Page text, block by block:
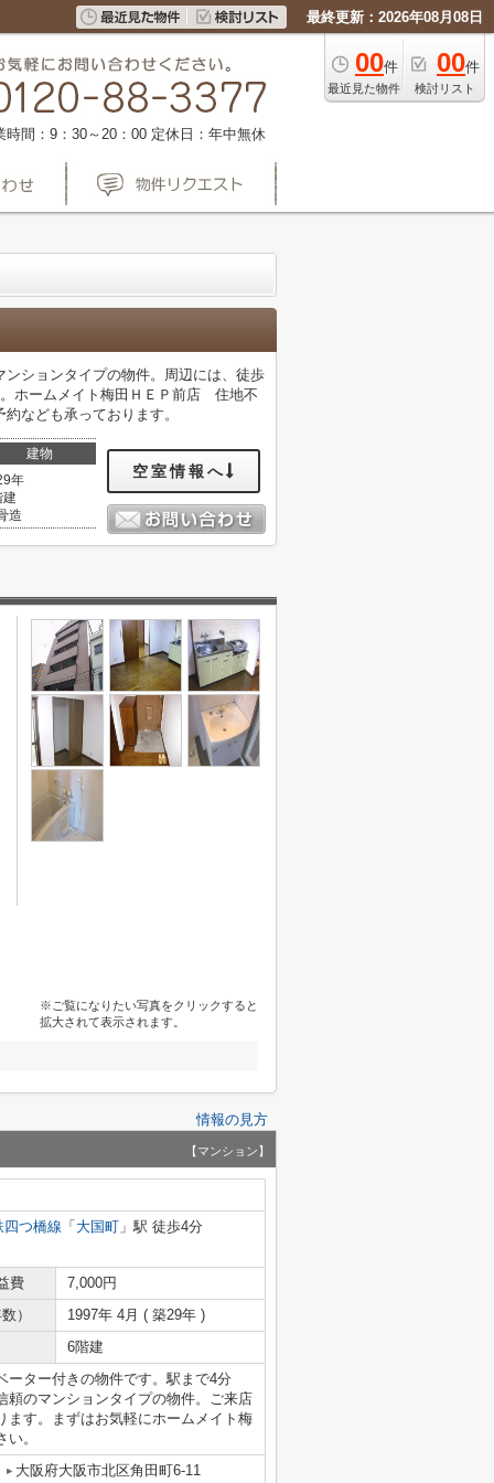
最終更新：2026年08月08日
00件
最近見た物件
00件
検討リスト
時間：9：30～20：00 定休日：年中無休
ションタイプの物件。周辺には、徒歩
ホームメイト梅田ＨＥＰ前店 住地不
なども承っております。
建物
年
建
造
空室情報へ
※ご覧になりたい写真をクリックすると
拡大されて表示されます。
情報の見方
【マンション】
四つ橋線 「 大国町 」駅 徒歩4分
費
7,000円
）
1997年 4月 ( 築29年 )
6階建
ーター付きの物件です。駅まで4分
頼のマンションタイプの物件。ご来店
ます。まずはお気軽にホームメイト梅
。
大阪府大阪市北区角田町6-11